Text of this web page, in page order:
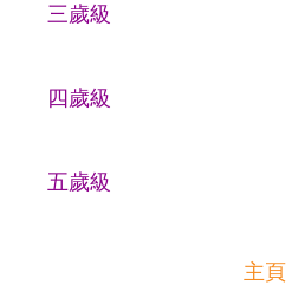
三歲級
四歲級
五歲級
主頁